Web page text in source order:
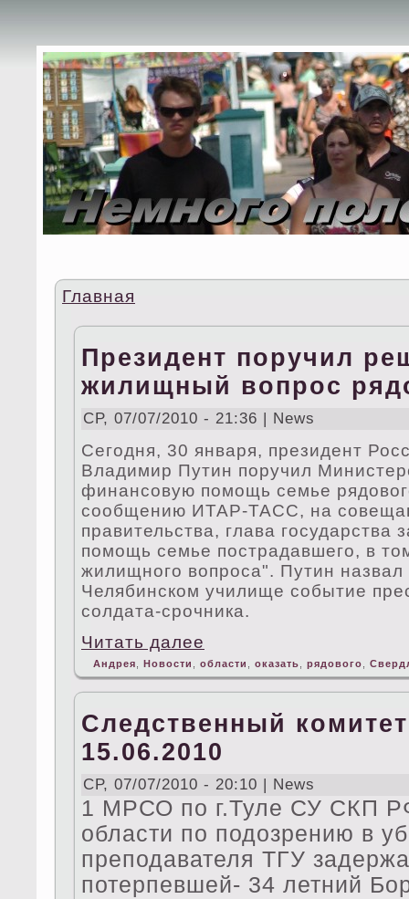
Главная
Президент поручил
жилищный вопрос
СР, 07/07/2010 - 21:36 | News
Сегодня, 30 января, президент
Владимир Путин поручил
финансовую помощь ceмье
сообщению ИТАР-ТАСС, на
правительства, глава государства
помощь ceмье пострадавшего, в
жилищного вопроса". Путин
Челябинском училище событие
солдата-срочника.
Читать далее
Андрея Новости области оказать рядoвого
Следственный
15.06.2010
СР, 07/07/2010 - 20:10 | News
1 МРСО по г.Туле СУ СКП
области по подoзрению в
преподавателя ТГУ
потерпевшей- 34 летний